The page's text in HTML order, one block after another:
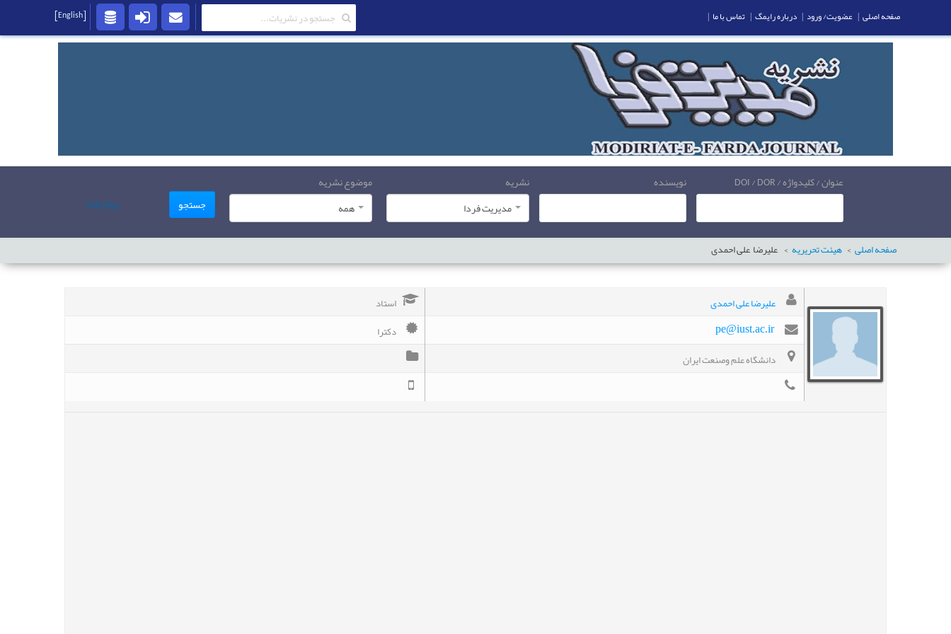
عنوان / کلیدواژه / DOI / DOR نویسنده
نشریه
مدیریت فردا
موضوع نشریه
همه
جستجو پیشرفته
صفحه اصلی هیئت تحریریه علیرضاعلی احمدی
علیرضا علی احمدی استاد
pe@iust.ac.ir
دکترا
دانشگاه علم وصنعت ایران
صفحه اصلی | عضویت/ ورود | درباره رایمگ | تماس با ما |
[English]